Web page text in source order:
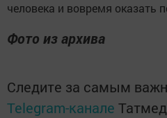
человека и вовремя оказать
Фото из архива
Следите за самым
Telegram-канале